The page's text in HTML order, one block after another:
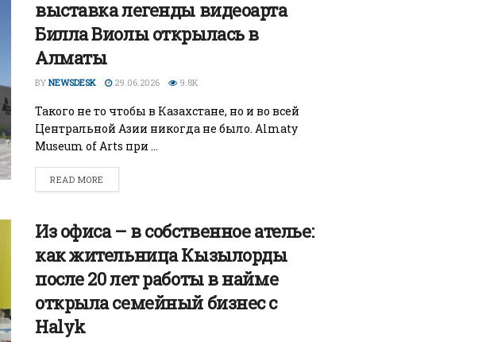
выставка легенды видеоарта
Билла Виолы открылась в
Алматы
BY NEWSDESK 29.06.2026 9.8K
Такого не то чтобы в Казахстане, но и во всей
Центральной Азии никогда не было. Almaty
Museum of Arts при ...
READ MORE
Из офиса – в собственное ателье:
как жительница Кызылорды
после 20 лет работы в найме
открыла семейный бизнес с
Halyk